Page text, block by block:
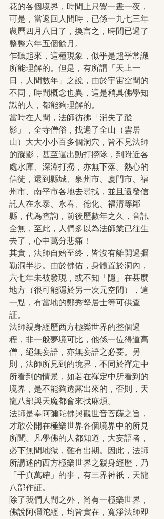
花的各個境界，時間上只覺一晝一夜，
可是，當返回人間時，已係一九七三年
農曆四月八日了，換言之，時間已過了
整整六年五個餘月。
乍聽起來，這種現象，似乎是超乎常識
所能理解的。但是，有所謂「天上一
日，人間數年」之說，由於宇宙空間的
不同，時間概念也異，這是稍具佛學知
識的人，都能夠理解的。
當時在人間，法師彷彿「消失了蹤
影」，全寺僧俗，找遍了全山（雲居
山）大大小小百多個洞穴，皆不見法師
的蹤影，甚至還出動打撈隊，到附近各
處水庫、深潭打撈，亦無下落。熱心的
信徒，還到縣城、泉州市、廈門市、福
州市、南平市各地去尋找，並且還發信
託人在永泰、永春、德化、福清等鄰
縣，代為查詢，前後歷數年之久，音訊
全無，至此，人們多以為法師業已往生
去了，心中萬分悲痛！
其實，法師自始至終，皆沒有離開過彌
勒洞半步。由於佛佑，身體置於洞內，
六七年未被發現，或不知「隱」在甚麼
地方（很可能隱於另一次元空間），這
一點，有當地的鄭秀堅居士等可供查
証。
法師親身經歷西方極樂世界的整個過
程，非一般夢境可比，他係一位得道高
僧，絕無妄語，亦無妄語之必要。另
則，法師所見到的境界，不同於禪定中
所看到的情景，如若在禪定中所看到的
境界，是不能夠透露出來的，否則，天
龍八部與天魔都會來找麻煩。
法師是奉阿彌陀佛與觀世音菩薩之旨，
才敢公開在極樂世界各個境界中的所見
所聞。凡學佛的人都知道，大妄語者，
必下無間地獄，難有出期。因此，法師
所講述的西方極樂世界之親身經歷，乃
「千真萬確」的事，有三界神祇，天龍
八部作証。
除了我們人間之外，尚有一極樂世界，
佛說阿彌陀經，均皆實在，寬淨法師即